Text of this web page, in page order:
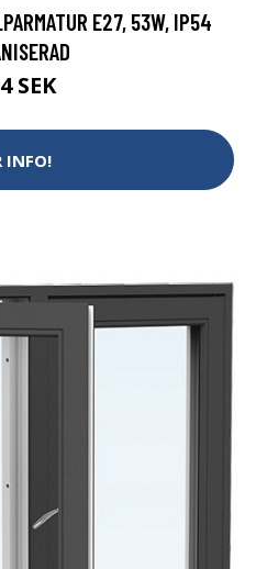
E27, 53W, IP54
SEK
INFO!